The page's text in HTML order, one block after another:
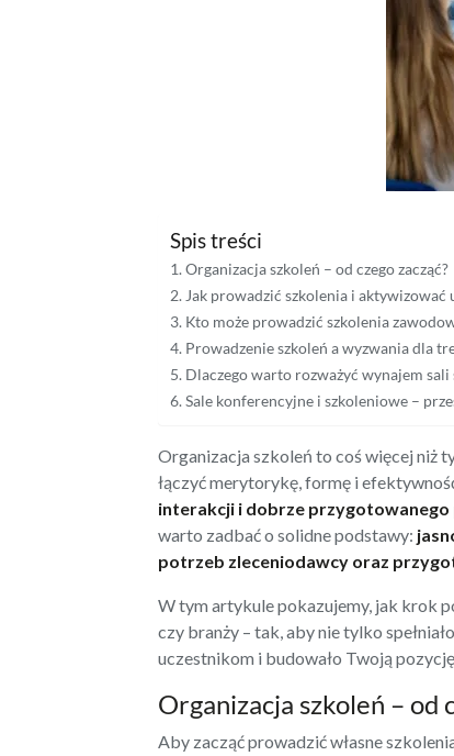
Spis treści
Organizacja szkoleń – od czego zacząć?
Jak prowadzić szkolenia i aktywizować
Kto może prowadzić szkolenia
Prowadzenie szkoleń a wyzwania dla
Dlaczego warto rozważyć wynajem sali
Sale konferencyjne i szkoleniowe –
Organizacja szkoleń to coś więcej niż
łączyć merytorykę, formę i
interakcji i dobrze przygotowanego
warto zadbać o solidne podstawy:
potrzeb zleceniodawcy oraz
W tym artykule pokazujemy, jak krok
czy branży – tak, aby nie tylko
uczestnikom i budowało Twoją
Organizacja szkoleń – od
Aby zacząć prowadzić własne